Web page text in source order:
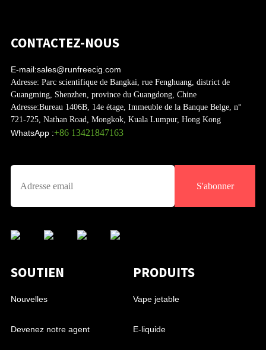
CONTACTEZ-NOUS
E-mail:sales@runfreecig.com
Adresse: Parc scientifique de Bangkai, rue Fenghuang, district de
Guangming, Shenzhen, province du Guangdong, Chine
Adresse:Bureau 1406B, 14e étage, Immeuble de la Banque Belge, n°
721-725, Nathan Road, Mongkok, Kuala Lumpur, Hong Kong
WhatsApp :+86 13421847163
S'abonner
SOUTIEN
Nouvelles
Devenez notre agent
PRODUITS
Vape jetable
E-liquide